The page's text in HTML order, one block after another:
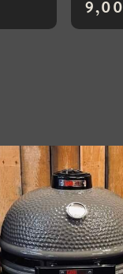
9,00